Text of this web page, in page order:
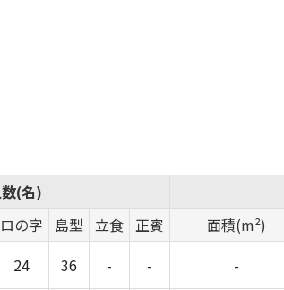
(名)
ロの字 島型 立食 正賓 面積(m²)
24 36 - - -